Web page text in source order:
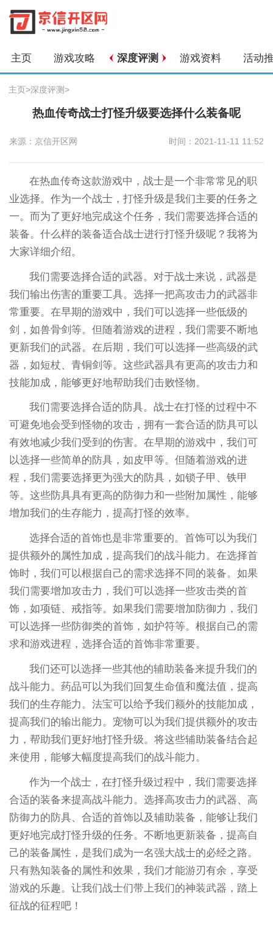
主页 游戏攻略 深度评测 游戏资料 活动
主页>深度评测>
热血传奇战士打怪升级要选择什么装备呢
来源：京信开区网 时间：2021-11-11 11:52
在热血传奇这款游戏中，战士是一个非常常见的职
业选择。作为一个战士，打怪升级是我们主要的任务之
一。而为了更好地完成这个任务，我们需要选择合适的
装备。什么样的装备适合战士进行打怪升级呢？我将为
大家详细介绍。
我们需要选择合适的武器。对于战士来说，武器是
我们输出伤害的重要工具。选择一把高攻击力的武器非
常重要。在早期的游戏中，我们可以选择一些低级的
剑，如兽骨剑等。但随着游戏的进程，我们需要不断地
更新我们的武器。在后期，我们可以选择一些高级的武
器，如短杖、青铜剑等。这些武器具有更高的攻击力和
技能加成，能够更好地帮助我们击败怪物。
我们需要选择合适的防具。战士在打怪的过程中不
可避免地会受到怪物的攻击，拥有一套合适的防具可以
有效地减少我们受到的伤害。在早期的游戏中，我们可
以选择一些简单的防具，如皮甲等。但随着游戏的进
程，我们需要选择更为强大的防具，如锁子甲、铁甲
等。这些防具具有更高的防御力和一些附加属性，能够
增加我们的生存能力，提高打怪的效率。
选择合适的首饰也是非常重要的。首饰可以为我们
提供额外的属性加成，提高我们的战斗能力。在选择首
饰时，我们可以根据自己的需求选择不同的装备。如果
我们需要增加攻击力，我们可以选择一些攻击类的首
饰，如项链、戒指等。如果我们需要增加防御力，我们
可以选择一些防御类的首饰，如护符等。根据自己的需
求和游戏进程，选择合适的首饰非常重要。
我们还可以选择一些其他的辅助装备来提升我们的
战斗能力。药品可以为我们回复生命值和魔法值，提高
我们的生存能力。法宝可以给予我们额外的技能加成，
提高我们的输出能力。宠物可以为我们提供额外的攻击
力，帮助我们更好地打怪升级。将这些辅助装备结合起
来使用，能够大幅度提高我们的战斗能力。
作为一个战士，在打怪升级过程中，我们需要选择
合适的装备来提高战斗能力。选择高攻击力的武器、高
防御力的防具、合适的首饰以及辅助装备，能够让我们
更好地完成打怪升级的任务。不断地更新装备，提高自
己的装备属性，是我们成为一名强大战士的必经之路。
只有熟知装备的属性和效果，我们才能游刃有余，享受
游戏的乐趣。让我们战士们带上我们的神装武器，踏上
征战的征程吧！